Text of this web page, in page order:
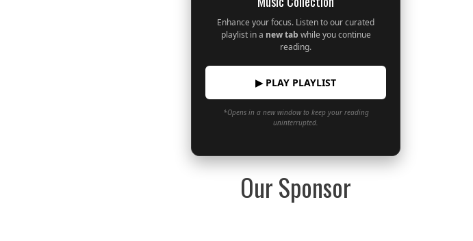
Enhance your focus. Listen to our curated
playlist in a new tab while you continue
reading.
▶ PLAY PLAYLIST
*Opens in a new window to keep your reading
uninterrupted.
Our Sponsor